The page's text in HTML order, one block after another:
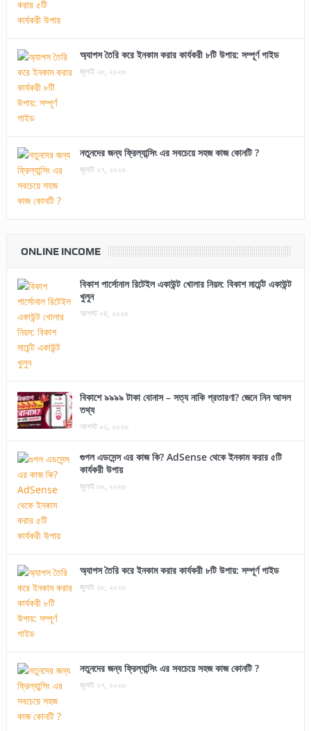
অ্যাপস তৈরি করে ইনকাম করার কার্যকরী ৮টি উপায়: সম্পূর্ণ গাইড
জুলাই ২৮, ২০২৬
নতুনদের জন্য ফ্রিল্যান্সিং এর সবচেয়ে সহজ কাজ কোনটি ?
জুলাই ২৭, ২০২৬
ONLINE INCOME
বিকাশ পার্সোনাল রিটেইল একাউন্ট খোলার নিয়ম: বিকাশ মার্চেন্ট একাউন্ট
খুলুন
আগস্ট ০৪, ২০২৬
বিকাশে ৯৯৯৯ টাকা বোনাস – সত্য নাকি প্রতারণা? জেনে নিন আসল
তথ্য
আগস্ট ০২, ২০২৬
গুগল এডসেন্স এর কাজ কি? AdSense থেকে ইনকাম করার ৫টি
কার্যকরী উপায়
জুলাই ৩০, ২০২৬
অ্যাপস তৈরি করে ইনকাম করার কার্যকরী ৮টি উপায়: সম্পূর্ণ গাইড
জুলাই ২৮, ২০২৬
নতুনদের জন্য ফ্রিল্যান্সিং এর সবচেয়ে সহজ কাজ কোনটি ?
জুলাই ২৭, ২০২৬